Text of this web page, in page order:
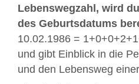
Lebenswegzahl, wird
des Geburtsdatums
10.02.1986 =
und gibt Einblick in die
und den Lebensweg